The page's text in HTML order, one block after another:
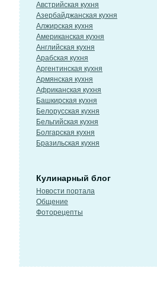
Австрийская кухня
Азербайджанская кухня
Алжирская кухня
Американская кухня
Английская кухня
Арабская кухня
Аргентинская кухня
Армянская кухня
Африканская кухня
Башкирская кухня
Белорусская кухня
Бельгийская кухня
Болгарская кухня
Бразильская кухня
Кулинарный блог
Новости портала
Общение
Фоторецепты